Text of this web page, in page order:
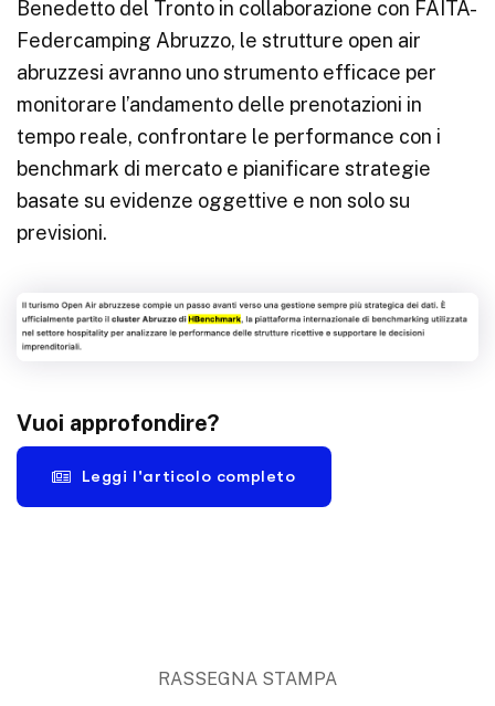
Benedetto del Tronto in collaborazione con FAITA-
Federcamping Abruzzo, le strutture open air
abruzzesi avranno uno strumento efficace per
monitorare l’andamento delle prenotazioni in
tempo reale, confrontare le performance con i
benchmark di mercato e pianificare strategie
basate su evidenze oggettive e non solo su
previsioni.
Vuoi approfondire?
Leggi l'articolo completo
RASSEGNA STAMPA